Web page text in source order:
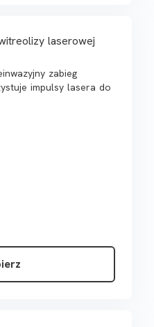
laserowej
zabieg
impulsy lasera do